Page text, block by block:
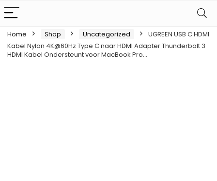
Home Shop Uncategorized
UGREEN USB C HDMI
Kabel Nylon 4K@60Hz Type C naar HDMI Adapter Thunderbolt 3
HDMI Kabel Ondersteunt voor MacBook Pro…